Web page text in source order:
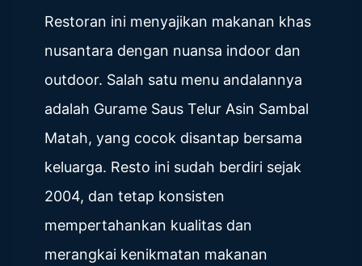
Restoran ini menyajikan makanan khas
nusantara dengan nuansa indoor dan
outdoor. Salah satu menu andalannya
adalah Gurame Saus Telur Asin Sambal
Matah, yang cocok disantap bersama
keluarga. Resto ini sudah berdiri sejak
2004, dan tetap konsisten
mempertahankan kualitas dan
merangkai kenikmatan makanan